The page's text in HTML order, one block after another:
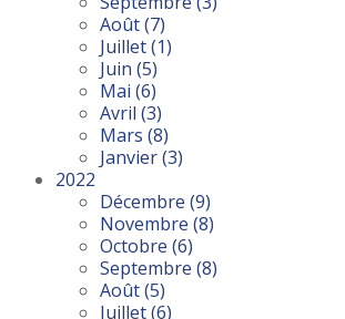
Août(7)
Juillet(1)
Juin (5)
Mai (6)
Avril (3)
Mars (8)
Janvier(3)
2022
Décembre (9)
Novembre (8)
Octobre (6)
Septembre (8)
Août(5)
Juillet(6)